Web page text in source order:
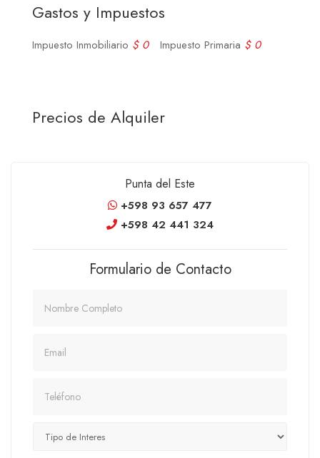
Gastos y Impuestos
Impuesto Inmobiliario $ 0 Impuesto Primaria $ 0
Precios de Alquiler
Punta del Este
+598 93 657 477
+598 42 441 324
Formulario de Contacto